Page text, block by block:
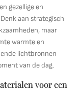
gezellige en
aan strategisch
maar
warmte en
lichtbronnen
van de dag.
voor een